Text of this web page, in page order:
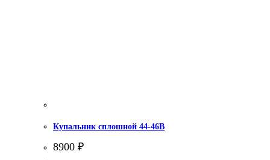
Купальник сплошной 44-46В
8900 ₽